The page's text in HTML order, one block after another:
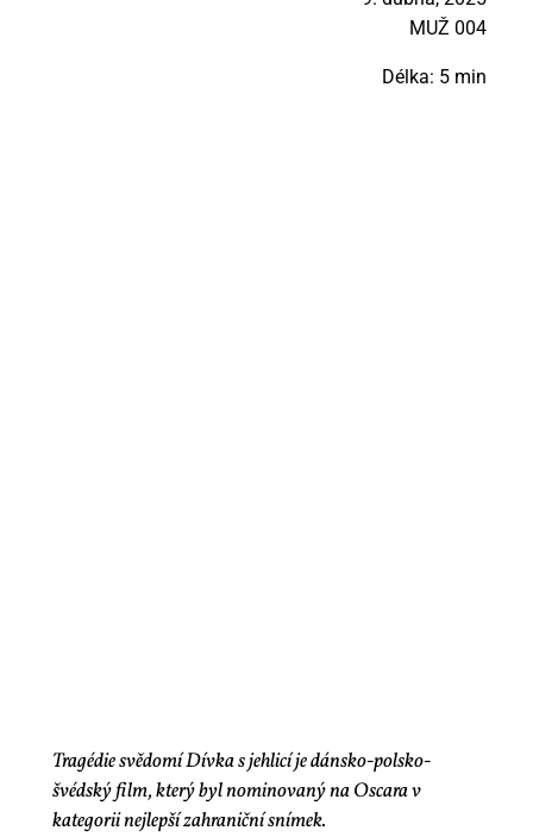
MUŽ 004
Délka: 5 min
Tragédie svědomí Dívka s jehlicí je dánsko-polsko-
švédský film, který byl nominovaný na Oscara v
kategorii nejlepší zahraniční snímek.